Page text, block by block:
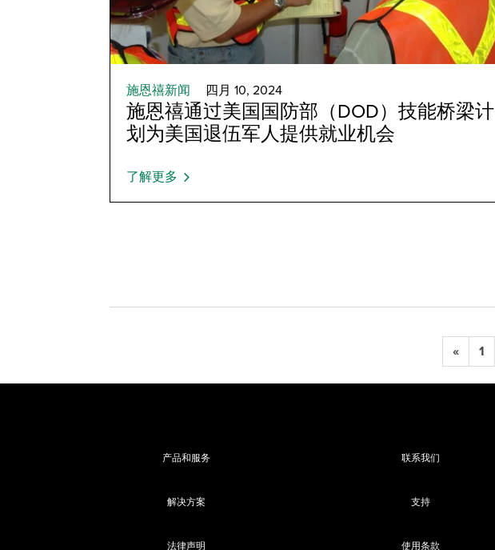
施恩禧新闻 四月 10, 2024
施恩禧通过美国国防部（DOD）技能桥梁计
划为美国退伍军人提供就业机会
了解更多
« 1
产品和服务
解决方案
联系我们
支持
法律声明 使用条款